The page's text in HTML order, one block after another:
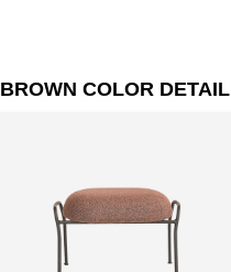
BROWN COLOR DETAIL